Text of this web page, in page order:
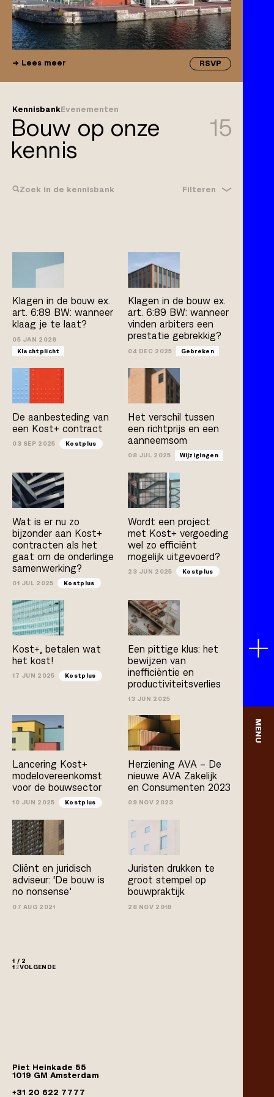
MENU
Lees meer RSVP
KennisbankEvenementen
Bouw op onze
kennis
15
Zoek in de kennisbank Filteren
GebrekenKlachtplicht Wijzigingen
KostplusUAV-GC 2005
ArtikelBoek
Arno Jacobs
Bert van der Zijpp
Hamza Atas
Klagen in de bouw ex.
art. 6:89 BW: wanneer
klaag je te laat?
05 JAN 2026
Klachtplicht
Klagen in de bouw ex.
art. 6:89 BW: wanneer
vinden arbiters een
prestatie gebrekkig?
04 DEC 2025 Gebreken
De aanbesteding van
een Kost+ contract
03 SEP 2025 Kostplus
Het verschil tussen
een richtprijs en een
aanneemsom
08 JUL 2025 Wijzigingen
Wat is er nu zo
bijzonder aan Kost+
contracten als het
gaat om de onderlinge
samenwerking?
01 JUL 2025 Kostplus
Wordt een project
met Kost+ vergoeding
wel zo efficiënt
mogelijk uitgevoerd?
23 JUN 2025 Kostplus
Kost+, betalen wat
het kost!
17 JUN 2025 Kostplus
Een pittige klus: het
bewijzen van
inefficiëntie en
productiviteitsverlies
13 JUN 2025
Lancering Kost+
modelovereenkomst
voor de bouwsector
10 JUN 2025 Kostplus
Herziening AVA – De
nieuwe AVA Zakelijk
en Consumenten 2023
09 NOV 2023
Cliënt en juridisch
adviseur: ‘De bouw is
no­ nonsense’
07 AUG 2021
Juristen drukken te
groot stempel op
bouwpraktijk
28 NOV 2018
1 / 2
12VOLGENDE
Piet Heinkade 55
1019 GM Amsterdam
+31 20 622 7777